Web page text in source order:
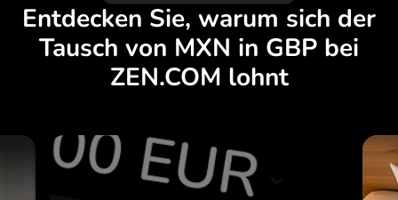
Entdecken Sie, warum sich der
Tausch von MXN in GBP bei
ZEN.COM lohnt
28 WÄHRUNGEN